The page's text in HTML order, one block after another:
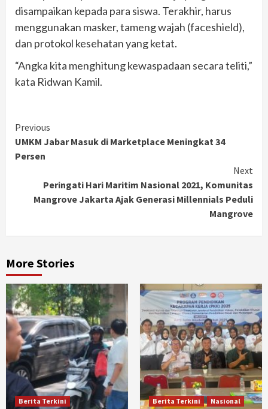
disampaikan kepada para siswa. Terakhir, harus
menggunakan masker, tameng wajah (faceshield),
dan protokol kesehatan yang ketat.
“Angka kita menghitung kewaspadaan secara teliti,”
kata Ridwan Kamil.
Continue
Reading
Previous
UMKM Jabar Masuk di Marketplace Meningkat 34
Persen
Next
Peringati Hari Maritim Nasional 2021, Komunitas
Mangrove Jakarta Ajak Generasi Millennials Peduli
Mangrove
More Stories
Berita Terkini Berita Terkini Nasional